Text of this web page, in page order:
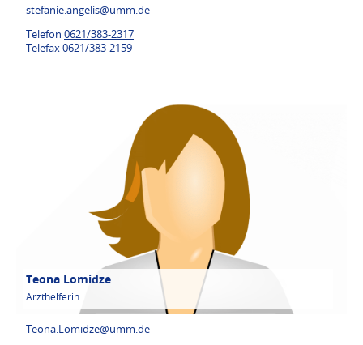
stefanie.angelis@umm.de
Telefon 0621/383-2317
Telefax 0621/383-2159
Teona Lomidze
Arzthelferin
Teona.Lomidze@umm.de